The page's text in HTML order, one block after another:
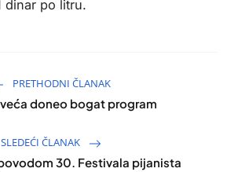
dinar po litru.
PRETHODNI ČLANAK
doneo bogat program
SLEDEĆI ČLANAK
30. Festivala pijanista